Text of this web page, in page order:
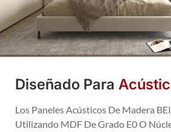
Diseñado Para
Los Paneles Acústicos De Madera
Utilizando MDF De Grado E0 O